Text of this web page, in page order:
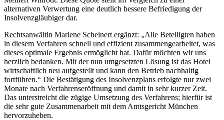
alternativen Verwertung eine deutlich bessere Befriedigung der
Insolvenzgläubiger dar.
Rechtsanwältin Marlene Scheinert ergänzt: „Alle Beteiligten haben
in diesem Verfahren schnell und effizient zusammengearbeitet, was
dieses optimale Ergebnis ermöglicht hat. Dafür möchten wir uns
herzlich bedanken. Mit der nun umgesetzten Lösung ist das Hotel
wirtschaftlich neu aufgestellt und kann den Betrieb nachhaltig
fortführen.“ Die Bestätigung des Insolvenzplans erfolgte nur zwei
Monate nach Verfahrenseröffnung und damit in sehr kurzer Zeit.
Das unterstreicht die zügige Umsetzung des Verfahrens; hierfür ist
die sehr gute Zusammenarbeit mit dem Amtsgericht München
hervorzuheben.